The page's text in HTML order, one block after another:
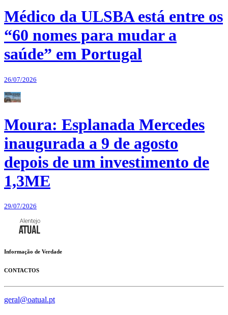
Médico da ULSBA está entre os
“60 nomes para mudar a
saúde” em Portugal
26/07/2026
Moura: Esplanada Mercedes
inaugurada a 9 de agosto
depois de um investimento de
1,3ME
29/07/2026
Informação de Verdade
CONTACTOS
geral@oatual.pt